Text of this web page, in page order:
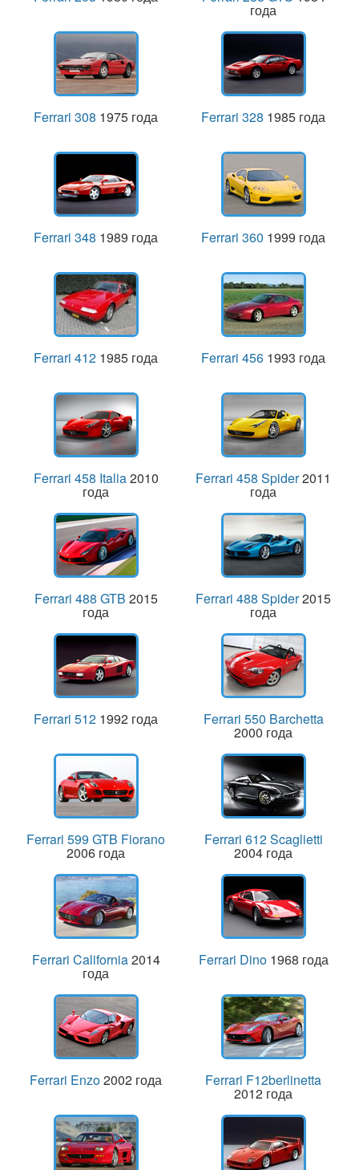
года
Ferrari 308 1975 года Ferrari 328 1985 года
Ferrari 348 1989 года Ferrari 360 1999 года
Ferrari 412 1985 года Ferrari 456 1993 года
Ferrari 458 Italia2010
года
Ferrari 458 Spider2011
года
Ferrari 488 GTB 2015
года
Ferrari 488 Spider2015
года
Ferrari 512 1992 года Ferrari 550 Barchetta
2000 года
Ferrari 599 GTB Fiorano
2006 года
Ferrari 612 Scaglietti
2004 года
Ferrari California2014
года
Ferrari Dino1968 года
Ferrari Enzo2002 года Ferrari F12berlinetta
2012 года